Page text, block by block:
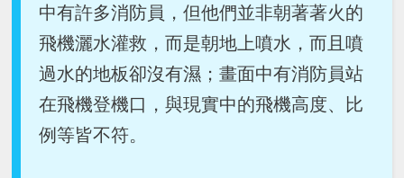
中有許多消防員，但他們並非朝著著火的
飛機灑水灌救，而是朝地上噴水，而且噴
過水的地板卻沒有濕；畫面中有消防員站
在飛機登機口，與現實中的飛機高度、比
例等皆不符。